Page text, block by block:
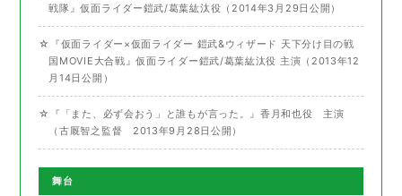
戦隊』仮面ライダー鎧武/葛葉紘汰役（2014年3月29日公開）
☆『仮面ライダー×仮面ライダー 鎧武&ウィザード 天下分け目の戦
国MOVIE大合戦』仮面ライダー鎧武/葛葉紘汰役 主演（2013年12
月14日公開）
☆『「また、必ず会おう」と誰もが言った。』香月和也役 主演
（古厩智之監督 2013年9月28日公開）
舞台